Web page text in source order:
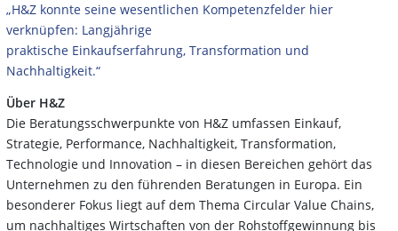
„H&Z konnte seine wesentlichen Kompetenzfelder hier
verknüpfen: Langjährige
praktische Einkaufserfahrung, Transformation und
Nachhaltigkeit.“
Über H&Z
Die Beratungsschwerpunkte von H&Z umfassen Einkauf,
Strategie, Performance, Nachhaltigkeit, Transformation,
Technologie und Innovation – in diesen Bereichen gehört das
Unternehmen zu den führenden Beratungen in Europa. Ein
besonderer Fokus liegt auf dem Thema Circular Value Chains,
um nachhaltiges Wirtschaften von der Rohstoffgewinnung bis